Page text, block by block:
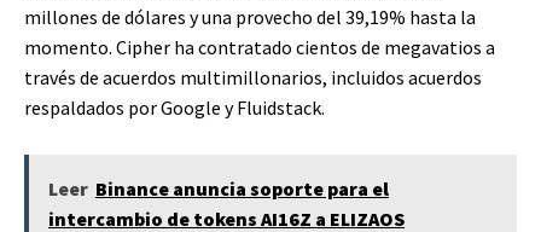
millones de dólares y una provecho del 39,19% hasta la
momento. Cipher ha contratado cientos de megavatios a
través de acuerdos multimillonarios, incluidos acuerdos
respaldados por Google y Fluidstack.
Leer Binance anuncia soporte para el
intercambio de tokens AI16Z a ELIZAOS